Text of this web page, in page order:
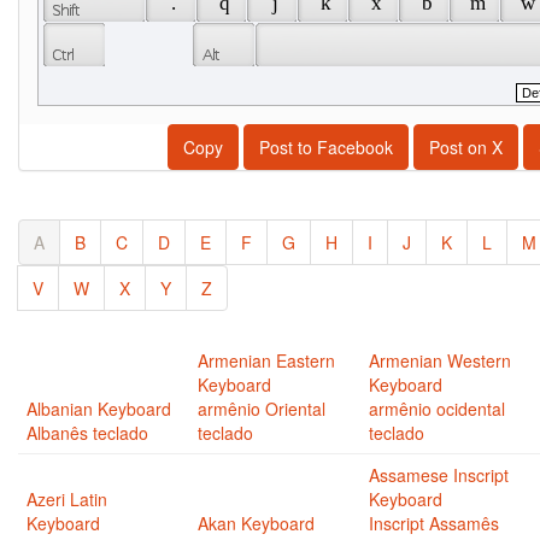
Copy Post to Facebook Post on X
A B C D E F G H I J K L
M
V
W X Y Z
Albanian Keyboard
Albanês teclado
Armenian Eastern
Keyboard
armênio Oriental
teclado
Armenian Western
Keyboard
armênio ocidental
teclado
Azeri Latin
Keyboard
Akan Keyboard
Assamese Inscript
Keyboard
Inscript Assamês